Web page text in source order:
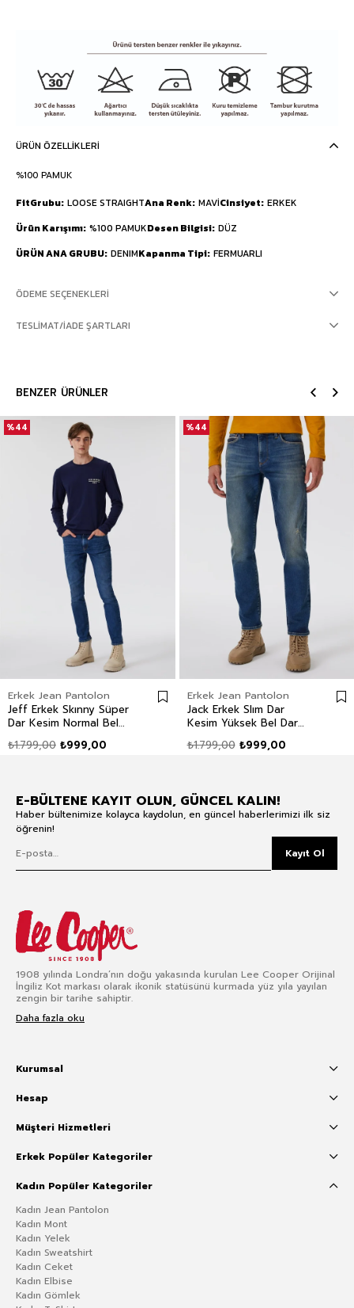
ÜRÜN ÖZELLIKLERI
%100 PAMUK
FitGrubu LOOSE STRAIGHTAna Renk MAVİCinsiyet ERKEK
Ürün Karışımı %100 PAMUKDesen Bilgisi DÜZ
ÜRÜN ANA GRUBU DENIMKapanma Tipi FERMUARLI
ÖDEME SEÇENEKLERI
TESLIMAT/İADE ŞARTLARI
BENZER ÜRÜNLER
Erkek Jean Pantolon
Jeff Erkek Skınny Süper
Dar Kesim Normal Bel
Mavi
₺999,00
₺1.799,00
%44
Erkek Jean Pantolon
Jack Erkek Slım Dar
Kesim Yüksek Bel Dar
₺999,00
₺1.799,00
%44
E-BÜLTENE KAYIT OLUN, GÜNCEL KALIN!
Haber bültenimize kolayca kaydolun, en güncel haberlerimizi ilk siz
öğrenin!
Kayıt Ol
1908 yılında Londra’nın doğu yakasında kurulan Lee Cooper Orijinal
İngiliz Kot markası olarak ikonik statüsünü kurmada yüz yıla yayılan
zengin bir tarihe sahiptir.
Daha fazla oku
Kurumsal
Hesap
Müşteri Hizmetleri
Erkek Popüler Kategoriler
Kadın Popüler Kategoriler
Kadın Jean Pantolon
Kadın Mont
Kadın Yelek
Kadın Sweatshirt
Kadın Ceket
Kadın Elbise
Kadın Gömlek